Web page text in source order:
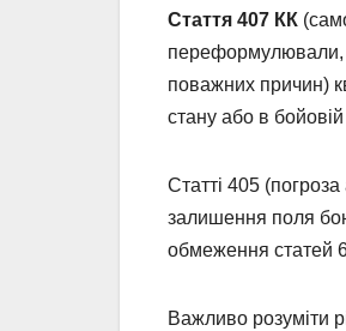
Стаття 407 КК
переформулювали,
поважних причин)
стану або в
Статті 405
залишення поля
обмеження статей
Важливо розуміти